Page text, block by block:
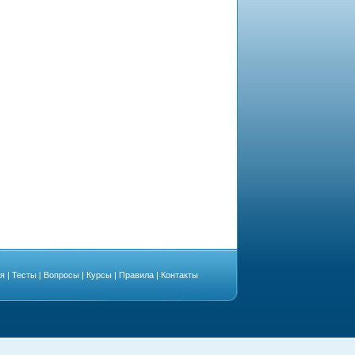
| Тесты | Вопросы | Курсы | Правила | Контакты